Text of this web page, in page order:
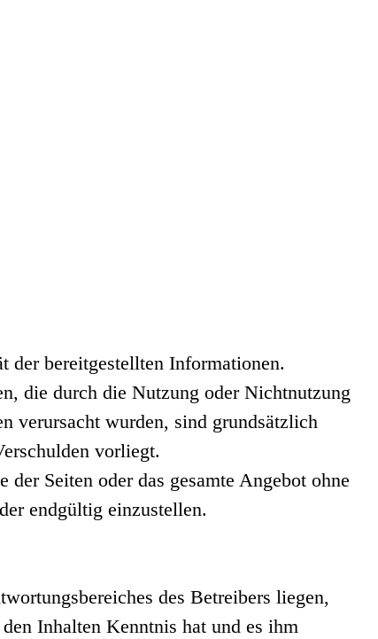
bereitgestellten Informationen.
die durch die Nutzung oder Nichtnutzung
verursacht wurden, sind grundsätzlich
vorliegt.
Seiten oder das gesamte Angebot ohne
endgültig einzustellen.
des Betreibers liegen,
Inhalten Kenntnis hat und es ihm